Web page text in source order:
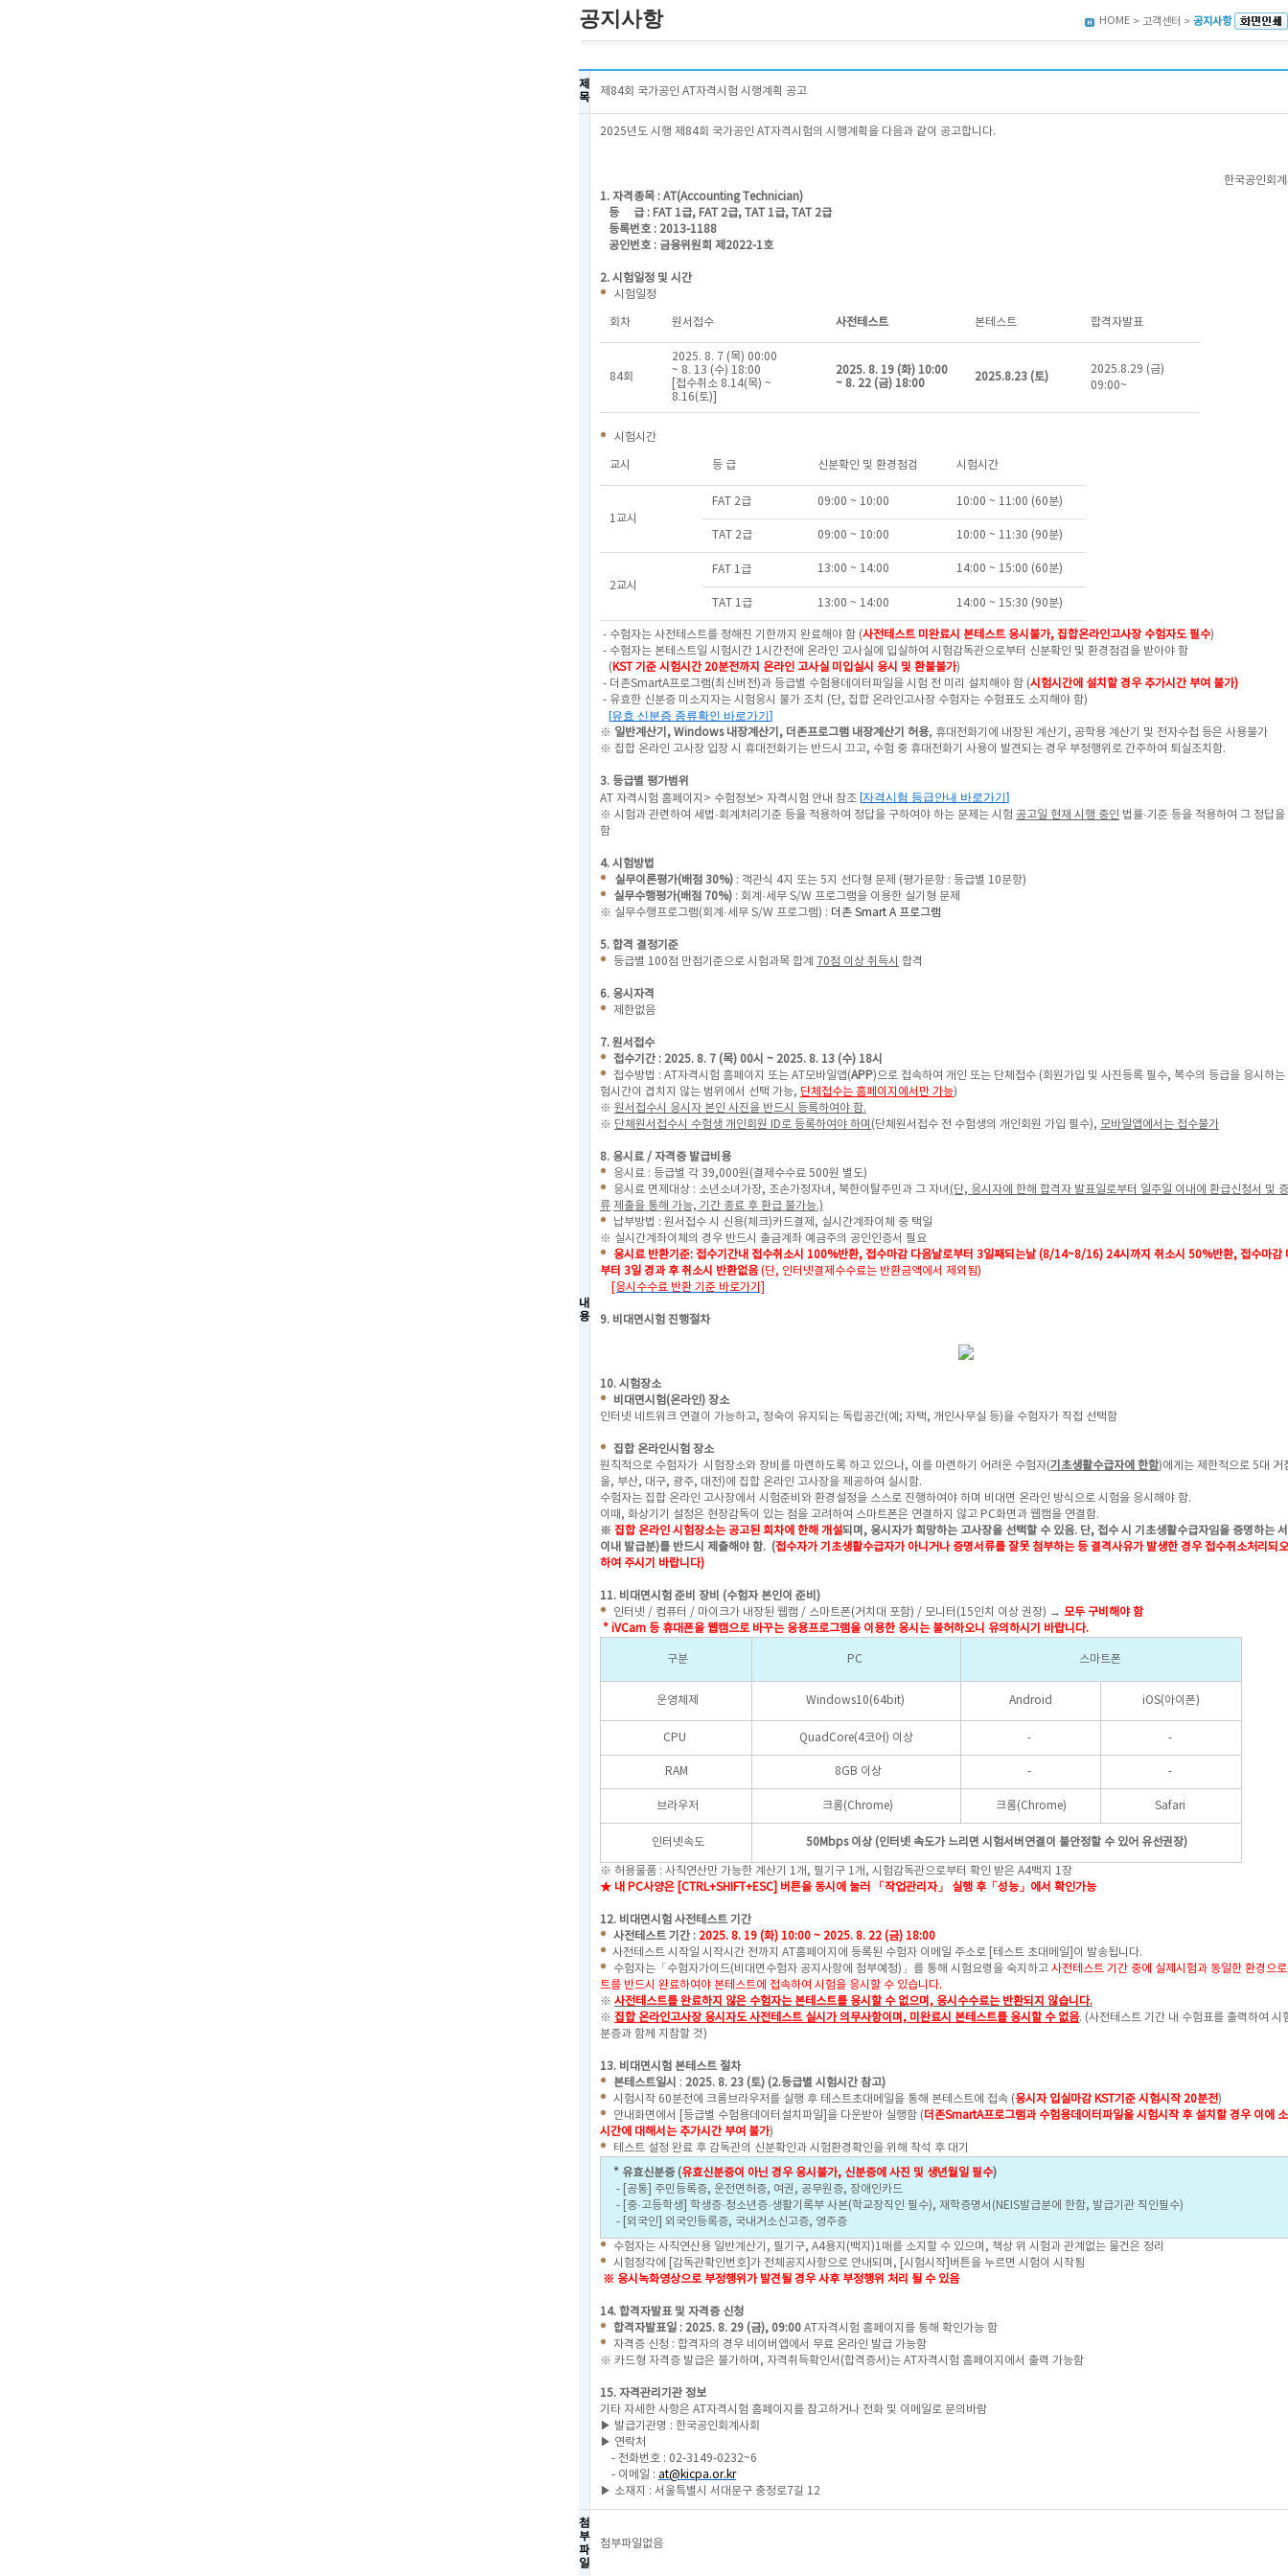
공지사항 HOME > 고객센터 > 공지사항
제
목
제84회 국가공인 AT자격시험 시행계획 공고
내
용
2025년도 시행 제84회 국가공인 AT자격시험의 시행계획을 다음과 같이 공고합니다.
한국공인회
1. 자격종목 : AT(Accounting Technician)
등 급 : FAT 1급, FAT 2급, TAT 1급, TAT 2급
등록번호 : 2013-1188
공인번호 : 금융위원회 제2022-1호
2. 시험일정 및 시간
시험일정
회차 원서접수 사전테스트 본테스트 합격자발표
84회
2025. 8. 7 (목) 00:00
~ 8. 13 (수) 18:00
[접수취소 8.14(목) ~
8.16(토)]
2025. 8. 19 (화) 10:00
~ 8. 22 (금) 18:00
2025.8.23 (토)
2025.8.29 (금)
09:00~
시험시간
교시 등 급 신분확인 및 환경점검 시험시간
1교시
FAT 2급 09:00 ~ 10:00 10:00 ~ 11:00 (60분)
TAT 2급 09:00 ~ 10:00 10:00 ~ 11:30 (90분)
2교시
FAT 1급 13:00 ~ 14:00 14:00 ~ 15:00 (60분)
TAT 1급 13:00 ~ 14:00 14:00 ~ 15:30 (90분)
- 수험자는 사전테스트를 정해진 기한까지 완료해야 함 (사전테스트 미완료시 본테스트 응시불가, 집합온라인고사장 수험자도 필수)
- 수험자는 본테스트일 시험시간 1시간전에 온라인 고사실에 입실하여 시험감독관으로부터 신분확인 및 환경점검을 받아야 함
( KST 기준 시험시간 20분전까지 온라인 고사실 미입실시 응시 및 환불불가)
- 더존SmartA프로그램(최신버전)과 등급별 수험용데이터파일을 시험 전 미리 설치해야 함 (시험시간에 설치할 경우 추가시간 부여 불가)
- 유효한 신분증 미소지자는 시험응시 불가 조치
(단, 집합 온라인고사장 수험자는 수험표도 소지해야 함)
[유효 신분증 종류확인 바로가기 ]
※ 일반계산기, Windows 내장계산기, 더존프로그램 내장계산기 허용, 휴대전화기에 내장된 계산기, 공학용 계산기 및 전자수첩 등은 사용불가
※ 집합 온라인 고사장 입장 시 휴대전화기는 반드시 끄고, 수험 중 휴대전화기 사용이 발견되는 경우 부정행위로 간주하여 퇴실조치함.
3. 등급별 평가범위
AT 자격시험 홈페이지> 수험정보> 자격시험 안내 참조 [자격시험 등급안내 바로가기 ]
※ 시험과 관련하여 세법·회계처리기준 등을 적용하여 정답을 구하여야 하는 문제는 시험 공고일 현재 시행 중인 법률·기준 등을 적용하여 그 정답
함
4. 시험방법
실무이론평가(배점 30%) : 객관식 4지 또는 5지 선다형 문제 (평가문항 : 등급별 10문항)
실무수행평가(배점 70%) : 회계·세무 S/W 프로그램을 이용한 실기형 문제
※ 실무수행프로그램(회계·세무 S/W 프로그램) : 더존 Smart A 프로그램
5. 합격 결정기준
등급별 100점 만점기준으로 시험과목 합계 70점 이상 취득시 합격
6. 응시자격
제한없음
7. 원서접수
접수기간 : 2025. 8. 7 (목) 00시 ~ 2025. 8. 13 (수) 18시
접수방법 : AT자격시험 홈페이지 또는 AT모바일앱(APP)으로 접속하여 개인 또는 단체접수 (회원가입 및 사진등록 필수, 복수의 등급을 응시하는
험시간이 겹치지 않는 범위에서 선택 가능, 단체접수는 홈페이지에서만 가능)
※ 원서접수시 응시자 본인 사진을 반드시 등록하여야 함.
※ 단체원서접수시 수험생 개인회원 ID로 등록하여야 하며 (단체원서접수 전 수험생의 개인회원 가입 필수), 모바일앱에서는 접수불가
8. 응시료 / 자격증 발급비용
응시료 : 등급별 각 39,000원(결제수수료 500원 별도)
응시료 면제대상 : 소년소녀가장, 조손가정자녀, 북한이탈주민과 그 자녀 (단, 응시자에 한해 합격자 발표일로부터 일주일 이내에 환급신청서 및
류 제출을 통해 가능, 기간 종료 후 환급 불가능.)
납부방법 : 원서접수 시 신용(체크)카드결제, 실시간계좌이체 중 택일
※ 실시간계좌이체의 경우 반드시 출금계좌 예금주의 공인인증서 필요
응시료 반환기준: 접수기간내 접수취소시 100%반환, 접수마감 다음날로부터 3일째되는날 (8/14~8/16) 24시까지 취소시 50%반환, 접수마감
부터 3일 경과 후 취소시 반환없음(단, 인터넷결제수수료는 반환금액에서 제외됨)
[응시수수료 반환 기준 바로가기]
9. 비대면시험 진행절차
10. 시험장소
비대면시험(온라인) 장소
인터넷 네트워크 연결이 가능하고, 정숙이 유지되는 독립공간(예; 자택, 개인사무실 등)을 수험자가 직접 선택함
집합 온라인시험 장소
원칙적으로 수험자가 시험장소와 장비를 마련하도록 하고 있으나, 이를 마련하기 어려운 수험자(기초생활수급자에 한함)에게는 제한적으로 5대 거
울, 부산, 대구, 광주, 대전)에 집합 온라인 고사장을 제공하여 실시함.
수험자는 집합 온라인 고사장에서 시험준비와 환경설정을 스스로 진행하여야 하며 비대면 온라인 방식으로 시험을 응시해야 함.
이때, 화상기기 설정은 현장감독이 있는 점을 고려하여 스마트폰은 연결하지 않고 PC화면과 웹캠을 연결함.
※ 집합 온라인 시험장소는 공고된 회차에 한해 개설되며, 응시자가 희망하는 고사장을 선택할 수 있음. 단, 접수 시 기초생활수급자임을 증명하는
이내 발급분)를 반드시 제출해야 함. (접수자가기초생활수급자가 아니거나 증명서류를 잘못 첨부하는 등 결격사유가 발생한 경우 접수취소처리되
하여 주시기 바랍니다)
11. 비대면시험 준비 장비 (수험자 본인이 준비)
인터넷 / 컴퓨터 / 마이크가 내장된 웹캠 / 스마트폰(거치대 포함) / 모니터(15인치 이상 권장) → 모두 구비해야 함
* iVCam 등 휴대폰을 웹캠으로 바꾸는 응용프로그램을 이용한 응시는 불허하오니 유의하시기 바랍니다.
구분 PC 스마트폰
운영체제 Windows10(64bit) Android iOS(아이폰)
CPU QuadCore(4코어) 이상 - -
RAM 8GB 이상 - -
브라우저 크롬(Chrome) 크롬(Chrome) Safari
인터넷속도 50Mbps 이상 (인터넷 속도가 느리면 시험서버연결이 불안정할 수 있어 유선권장)
※ 허용물품 : 사칙연산만 가능한 계산기 1개, 필기구 1개, 시험감독관으로부터 확인 받은 A4백지 1장
★ 내 PC사양은 [CTRL+SHIFT+ESC] 버튼을 동시에 눌러 「작업관리자」 실행 후「성능」에서 확인가능
12. 비대면시험 사전테스트 기간
사전테스트 기간 : 2025. 8. 19 (화) 10:00 ~ 2025. 8. 22 (금) 18:00
사전테스트 시작일 시작시간 전까지 AT홈페이지에 등록된 수험자 이메일 주소로 [테스트 초대메일]이 발송됩니다.
수험자는「수험자가이드(비대면수험자 공지사항에 첨부예정)」를 통해 시험요령을 숙지하고 사전테스트 기간 중에 실제시험과 동일한 환경으로
트를 반드시 완료하여야 본테스트에 접속하여 시험을 응시할 수 있습니다.
※ 사전테스트를 완료하지 않은 수험자는 본테스트를 응시할 수 없으며, 응시수수료는 반환되지 않습니다.
※ 집합 온라인고사장 응시자도 사전테스트 실시가 의무사항이며, 미완료시 본테스트를 응시할 수 없음. (사전테스트 기간 내 수험표를 출력하여 시
분증과 함께 지참할 것)
13. 비대면시험 본테스트 절차
본테스트일시 : 2025. 8. 23 (토) (2.등급별 시험시간 참고)
시험시작 60분전에 크롬브라우저를 실행 후 테스트초대메일을 통해 본테스트에 접속 (응시자 입실마감 KST기준 시험시작 20분전)
안내화면에서 [등급별 수험용데이터설치파일]을 다운받아 실행함 (더존SmartA프로그램과 수험용데이터파일을 시험시작 후 설치할 경우 이에
시간에 대해서는 추가시간 부여 불가)
테스트 설정 완료 후 감독관의 신분확인과 시험환경확인을 위해 착석 후 대기
* 유효신분증 (유효신분증이 아닌 경우 응시불가, 신분증에 사진 및 생년월일 필수)
- [공통] 주민등록증, 운전면허증, 여권, 공무원증, 장애인카드
- [중·고등학생] 학생증·청소년증·생활기록부 사본(학교장직인 필수), 재학증명서(NEIS발급분에 한함, 발급기관 직인필수)
- [외국인] 외국인등록증, 국내거소신고증, 영주증
수험자는 사칙연산용 일반계산기, 필기구, A4용지(백지)1매를 소지할 수 있으며, 책상 위 시험과 관계없는 물건은 정리
시험정각에 [감독관확인번호]가 전체공지사항으로 안내되며, [시험시작]버튼을 누르면 시험이 시작됨
※ 응시녹화영상으로 부정행위가 발견될 경우 사후 부정행위 처리 될 수 있음
14. 합격자발표 및 자격증 신청
합격자발표일 : 2025. 8. 29 (금), 09:00 AT자격시험 홈페이지를 통해 확인가능 함
자격증 신청 : 합격자의 경우 네이버앱에서 무료 온라인 발급 가능함
※ 카드형 자격증 발급은 불가하며, 자격취득확인서(합격증서)는 AT자격시험 홈페이지에서 출력 가능함
15. 자격관리기관 정보
기타 자세한 사항은 AT자격시험 홈페이지를 참고하거나 전화 및 이메일로 문의바람
▶ 발급기관명 : 한국공인회계사회
▶ 연락처
- 전화번호 : 02-3149-0232~6
- 이메일 : at@kicpa.or.kr
▶ 소재지 : 서울특별시 서대문구 충정로7길 12
첨
부
파
일
첨부파일없음